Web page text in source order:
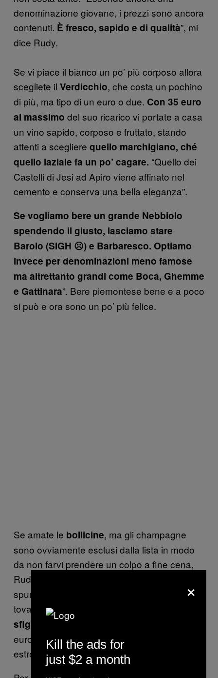
denominazione giovane, i prezzi sono ancora
contenuti. È fresco, sapido e di qualità”, mi
dice Rudy.
Se vi piace il bianco un po’ più corposo allora
scegliete il Verdicchio, che costa un pochino
di più, ma tipo di un euro o due. Con 35 euro
al massimo del suo ricarico vi portate a casa
un vino sapido, corposo e fruttato, stando
attenti a scegliere quello marchigiano, ché
quello laziale fa un po’ cagare. “Quello dei
Castelli di Jesi ad Apiro viene affinato nel
cemento e conserva una bella eleganza”.
Se vogliamo bere un grande Nebbiolo
spendendo il giusto, lasciamo stare
Barolo (SIGH ☹) e Barbaresco. Optiamo
invece per denominazioni meno famose
ma altrettanto grandi come Boca, Ghemme
e Gattinara”. Bere piemontese bene e a poco
si può e ora sono un po’ più felice.
Se amate le bollicine, ma gli champagne
sono ovviamente esclusi dalla lista in modo
da non farvi prendere un colpo a fine cena,
Rudy suggerisce il
spumanti per qualità-prezzo. Seduti sotto
tovaglie stirate
sfigurare con il sommelier di turno
euro. Mettiamolo nella categoria “lusso
estremo” di questa lista.
×
Kill the ads for
just $2 a month